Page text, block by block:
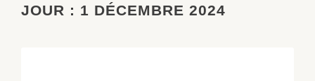
JOUR : 1 DÉCEMBRE 2024